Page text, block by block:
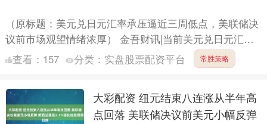
（原标题：美元兑日元汇率承压逼近三周低点，美联储决
议前市场观望情绪浓厚） 金吾财讯|当前美元兑日元汇率
交投于152.50附近，略高于三周低点152.15水平。自....
查看： 157 分类： 实盘股票配资平台 常胜策略
大彩配资 纽元结束八连涨从半年高
点回落 美联储决议前美元小幅反弹